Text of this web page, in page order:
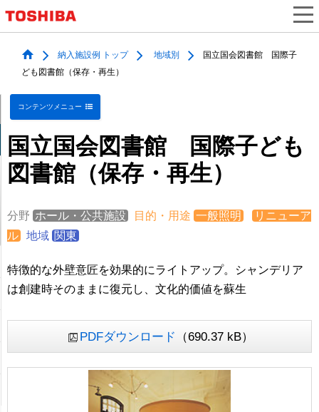
納入施設例 トップ 地域別
国立国会図書館 国際子
ども図書館（保存・再生）
コンテンツメニュー
国立国会図書館 国際子ども
図書館（保存・再生）
分野 ホール・公共施設 目的・用途 一般照明
リニューア
ル
地域 関東
特徴的な外壁意匠を効果的にライトアップ。シャンデリア
は創建時そのままに復元し、文化的価値を蘇生
PDFダウンロード （690.37 kB）